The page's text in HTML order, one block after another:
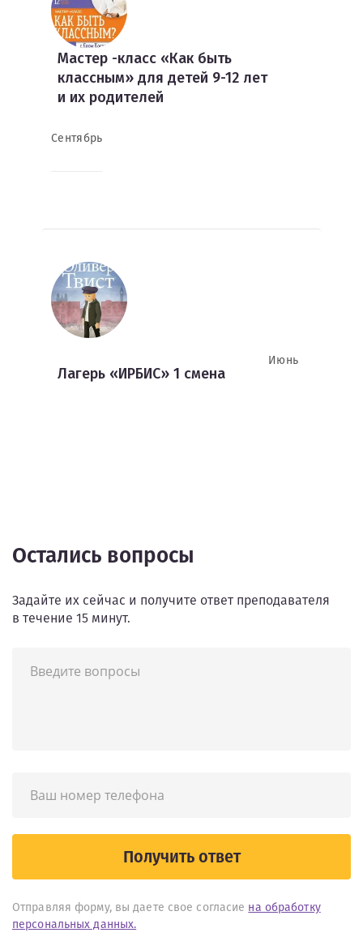
Мастер -класс «Как быть
классным» для детей 9-12 лет
и их родителей
Сентябрь
Лагерь «ИРБИС» 1 смена
Июнь
Остались вопросы
Задайте их сейчас и получите ответ преподавателя
в течение 15 минут.
Получить ответ
Отправляя форму, вы даете свое согласие на обработку
персональных данных.